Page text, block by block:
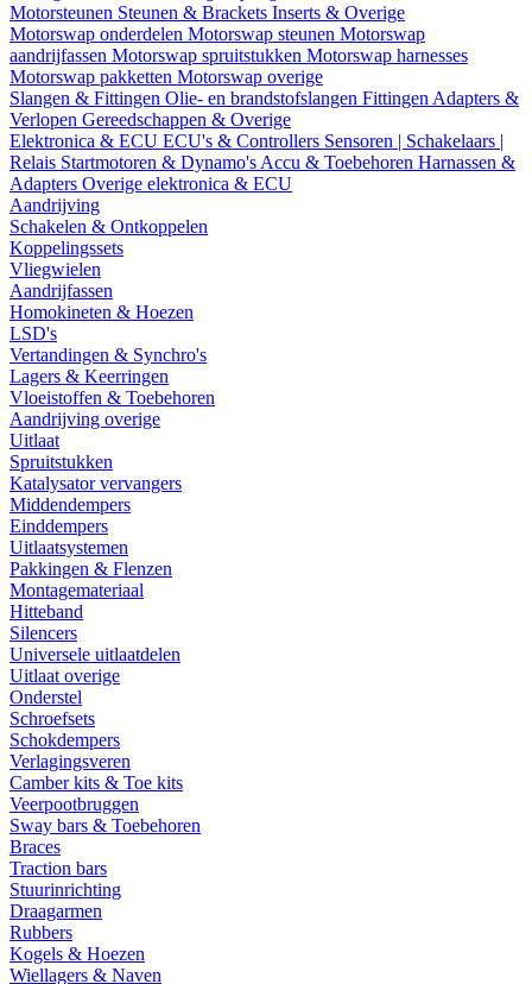
Motorsteunen Steunen & Brackets Inserts & Overige
Motorswap onderdelen Motorswap steunen Motorswap
aandrijfassen Motorswap spruitstukken Motorswap harnesses
Motorswap pakketten Motorswap overige
Slangen & Fittingen Olie- en brandstofslangen Fittingen Adapters &
Verlopen Gereedschappen & Overige
Elektronica & ECU ECU's & Controllers Sensoren | Schakelaars |
Relais Startmotoren & Dynamo's Accu & Toebehoren Harnassen &
Adapters Overige elektronica & ECU
Aandrijving
Schakelen & Ontkoppelen
Koppelingssets
Vliegwielen
Aandrijfassen
Homokineten & Hoezen
LSD's
Vertandingen & Synchro's
Lagers & Keerringen
Vloeistoffen & Toebehoren
Aandrijving overige
Uitlaat
Spruitstukken
Katalysator vervangers
Middendempers
Einddempers
Uitlaatsystemen
Pakkingen & Flenzen
Montagemateriaal
Hitteband
Silencers
Universele uitlaatdelen
Uitlaat overige
Onderstel
Schroefsets
Schokdempers
Verlagingsveren
Camber kits & Toe kits
Veerpootbruggen
Sway bars & Toebehoren
Braces
Traction bars
Stuurinrichting
Draagarmen
Rubbers
Kogels & Hoezen
Wiellagers & Naven